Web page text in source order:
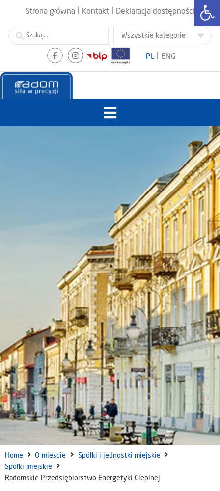
Strona główna Kontakt Deklaracja dostępności
PL ENG
Home O mieście
Spółki i jednostki miejskie
Spółki miejskie
Radomskie Przedsiębiorstwo Energetyki Cieplnej